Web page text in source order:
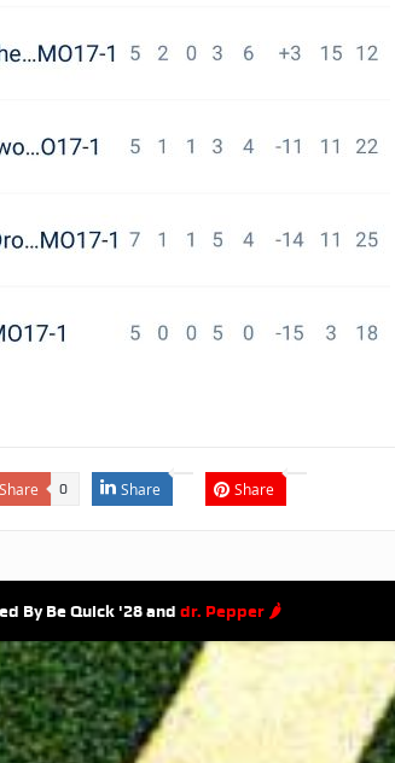
Share 0 Share Share
By Be Quick '28 and dr. Pepper 🌶
Home